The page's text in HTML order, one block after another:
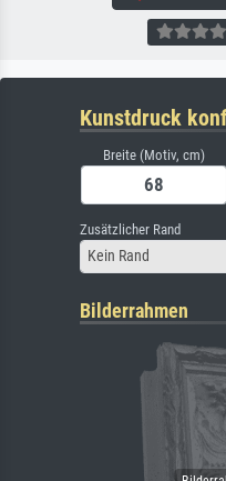
Kunstdruck
Breite (Motiv, cm)
Zusätzlicher Rand
Kein Rand
Bilderrahmen